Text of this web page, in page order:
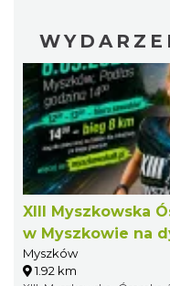
XIII Myszkowska
w Myszkowie na
Myszków
1.92 km